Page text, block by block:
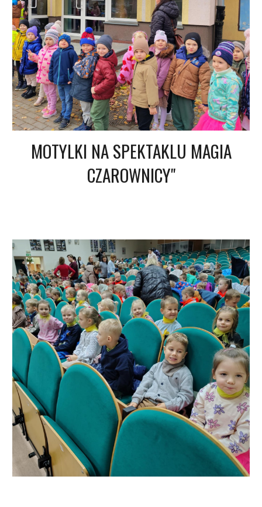
MOTYLKI NA SPEKTAKLU MAGIA
CZAROWNICY"